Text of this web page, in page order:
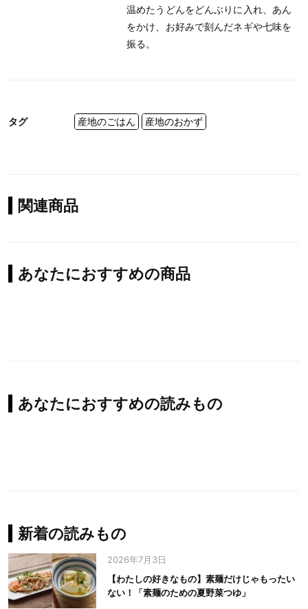
温めたうどんをどんぶりに入れ、あん
をかけ、お好みで刻んだネギや七味を
振る。
タグ 産地のごはん 産地のおかず
関連商品
あなたにおすすめの商品
あなたにおすすめの読みもの
新着の読みもの
2026年7月3日
【わたしの好きなもの】素麺だけじゃもったい
ない！「素麺のための夏野菜つゆ」